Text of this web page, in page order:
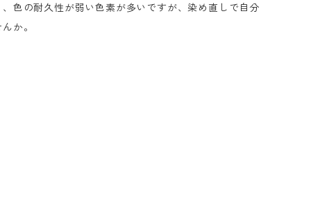
色の耐久性が弱い色素が多いですが、染め直しで自分
か。